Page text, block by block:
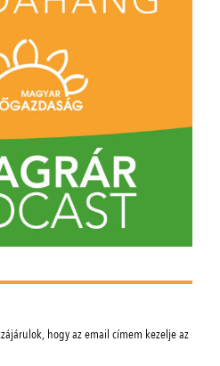
hogy az email címem kezelje az